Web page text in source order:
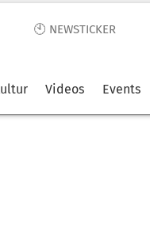
🕙 NEWSTICKER
Videos Events